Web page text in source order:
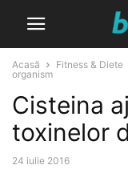
Acasă Fitness & Diete
organism
Cisteina
toxinelor
24 iulie 2016